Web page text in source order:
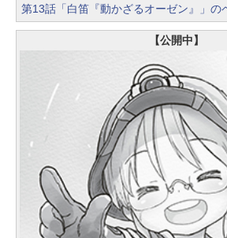
第13話「白笛『動かざるオーゼン』」の
【公開中】